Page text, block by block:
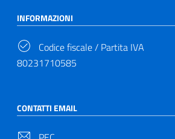
INFORMAZIONI
Codice fiscale / Partita IVA
80231710585
CONTATTI EMAIL